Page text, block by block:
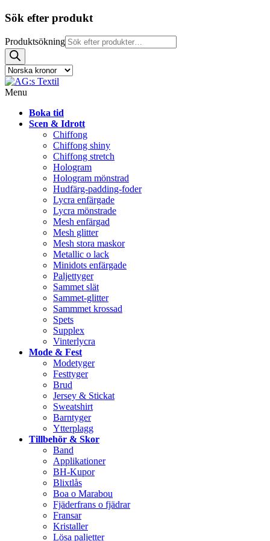
Sök efter produkt
Produktsökning
Menu
Boka tid
Scen & Idrott
Chiffong
Chiffong shiny
Chiffong stretch
Hologram
Hologram mönstrad
Hudfärg-padding-foder
Lycra enfärgade
Lycra mönstrade
Mesh enfärgad
Mesh glitter
Mesh stora maskor
Metallic o lack
Minidots enfärgade
Paljettyger
Sammet slät
Sammet-glitter
Sammmet krossad
Spets
Supplex
Vinterlycra
Mode & Fest
Modetyger
Festtyger
Brud
Jersey & Stickat
Sweatshirt
Barntyger
Ytterplagg
Tillbehör & Skor
Band
Applikationer
BH-Kupor
Blixtlås
Boa o Marabou
Fjäderfrans o fjädrar
Fransar
Kristaller
Lösa paljetter